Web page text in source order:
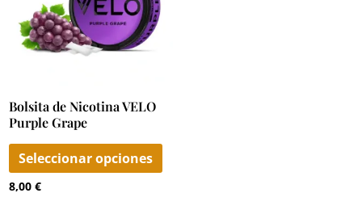
Bolsita de Nicotina VELO
Purple Grape
Seleccionar opciones
la
8,00 €